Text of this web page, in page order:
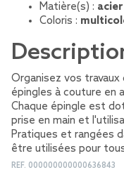
Matière(s) : acier
Coloris :
Organisez vos
épingles à couture en
Chaque épingle est
prise en main et
Pratiques et rangées
être utilisées pour
REF. 000000000000636843